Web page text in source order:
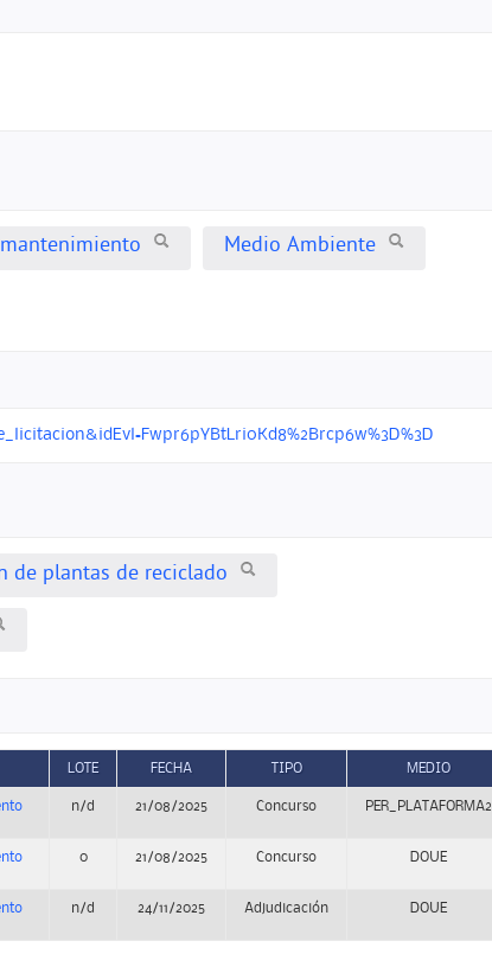
Medio Ambiente
de plantas de reciclado
LOTE FECHA TIPO MEDIO
n/d 21/08/2025 Concurso PER_PLATAFORMA2
0 21/08/2025 Concurso DOUE
n/d 24/11/2025 Adjudicación DOUE